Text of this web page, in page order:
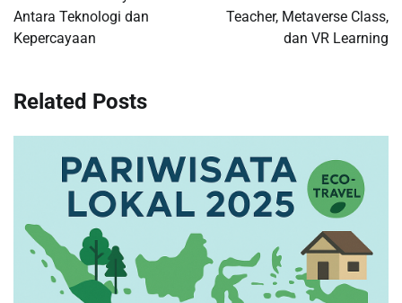
Antara Teknologi dan
Kepercayaan
Teacher, Metaverse Class,
dan VR Learning
Related Posts